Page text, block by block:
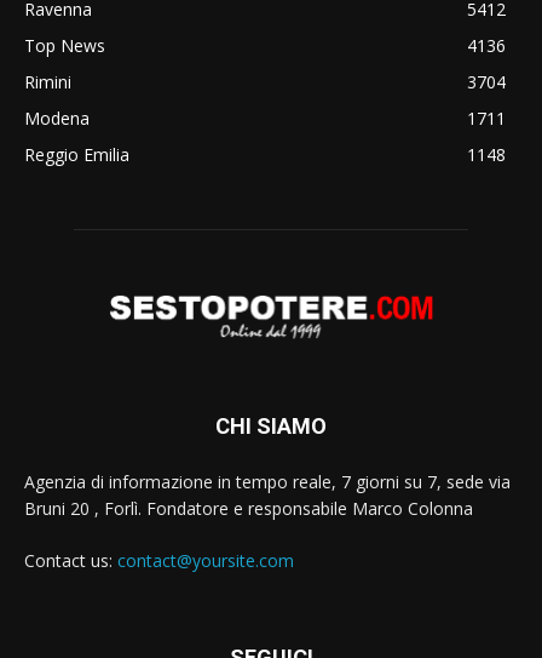
Ravenna
5412
Top News
4136
Rimini
3704
Modena
1711
Reggio Emilia
1148
CHI SIAMO
Agenzia di informazione in tempo reale, 7 giorni su 7, sede via
Bruni 20 , Forlì. Fondatore e responsabile Marco Colonna
Contact us: contact@yoursite.com